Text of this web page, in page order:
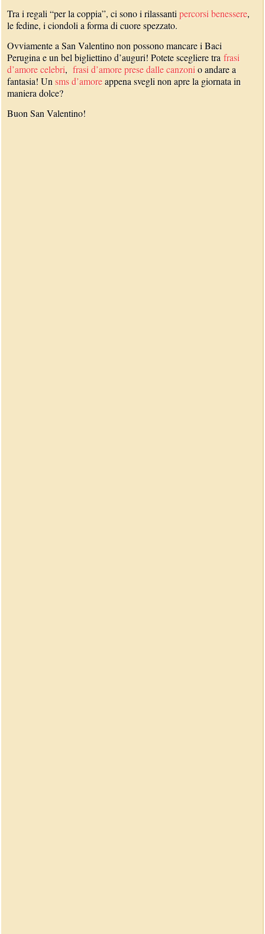
Tra i regali “per la coppia”, ci sono i rilassantipercorsi benessere,
le fedine, i ciondoli a forma di cuore spezzato.
Ovviamente a San Valentino non possono mancare i Baci
Perugina e un bel bigliettino d’auguri! Potete scegliere trafrasi
d’amore celebri,frasi d’amore prese dalle canzonio andare a
fantasia! Unsms d’amoreappena svegli non apre la giornata in
maniera dolce?
Buon San Valentino!